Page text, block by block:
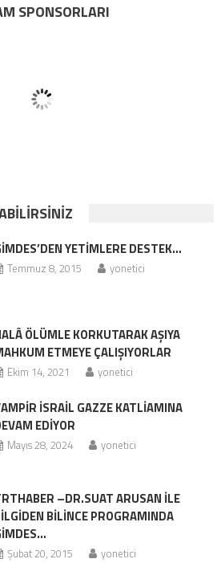
SPONSORLARI
YETIMLERE DESTEK…
Temmuz 8, 2015 yonetici
ÖLÜMLE KORKUTARAK AŞIYA
ETMEYE ÇALIŞIYORLAR
Ekim 14, 2021 yonetici
İSRAİL GAZZE KATLİAMINA
EDİYOR
Mayıs 28, 2024 yonetici
–DR.SUAT ARUSAN İLE
BİLİNCE PROGRAMINDA
Şubat 20, 2015 yonetici